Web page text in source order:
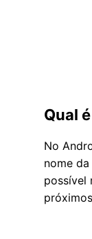
Qual
No
nome
possível